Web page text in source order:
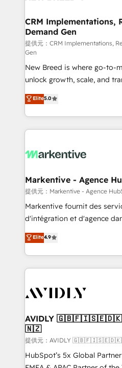
の統合・浸透・変革管理を実行します。
計・構築：リード獲得・CVR
計・導線設計・テンプレート
提供。 ▸ 既存CRM・MAから
Marketo・Pardot等からの移
データ移行と活用設計まで。
ンツとサイト構造を最適化。 🏆 なぜ100incを選ぶの
か？ ✓ HubSpot Eliteパー
ード受賞・HUGリーダー ✓
HubSpot大百科 出版 CRM・AI活用に関するご相談、現
せください。
trainers to drive platform adoption.
Generation - Full-funnel marketing and high-
performance advertising via
Expert deployment of
to automate growth. 🏆 Elite Excellence - 8 platform
accreditations and deep
expertise. - A team of 250+ experts dedicated to
your resilient growth.
CRM Implementations,
Demand Gen
提供元：CRM Implementations,
Gen
New Breed is where go-to-
unlock growth, scale, and
companies activate
customer platform and
Loop Marketing framework
services, smart agents, and
results, fast. ⚙️CRM & RevOps: Align all Hubs to your
🎯Demand Gen & ABM:
ABM, AEO, SEO, & paid media. 👩‍💻Web
Build high-performing
& conversion strategy that
AI, & maximize AEO with
Integrations: Extend
Elite5.0
Markentive - Agence
提供元：Markentive - Agence
Markentive fournit des
d'intégration et d'agence
North America. Avec plus de
marketing automation,
webdesign. Markentive is both a consulting firm, a
digital agency and an
CRM and webdesign (We
Elite4.9
AVIDLY
🇳🇿
提供元：AVIDLY
HubSpot’s 5x Global